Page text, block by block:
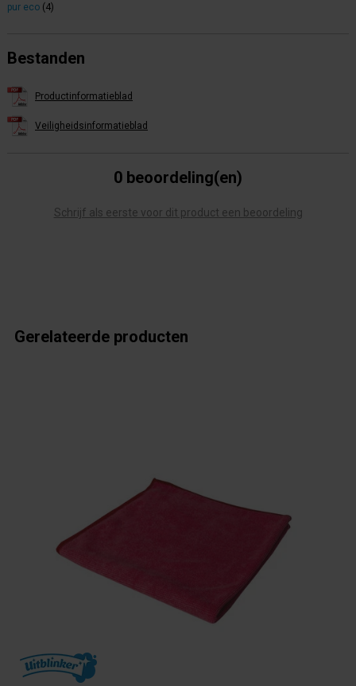
pur eco (4)
Bestanden
Productinformatieblad
Veiligheidsinformatieblad
0 beoordeling(en)
Schrijf als eerste voor dit product een beoordeling
Gerelateerde producten